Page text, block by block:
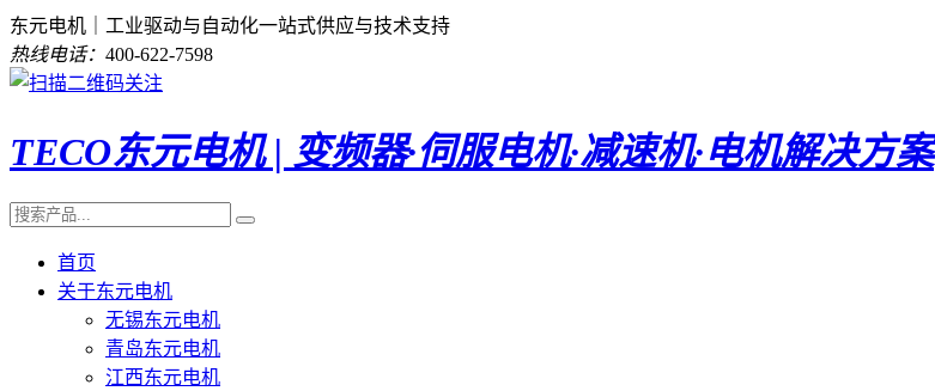
东元电机｜工业驱动与自动化一站式供应与技术支持
热线电话： 400-622-7598
TECO东元电机 | 变频器·伺服电机·减速机·电机解决方案
首页
关于东元电机
无锡东元电机
青岛东元电机
江西东元电机